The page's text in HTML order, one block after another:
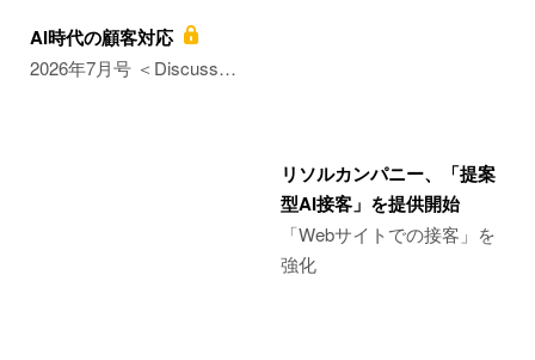
AI時代の顧客対応
2026年7月号 ＜Discuss…
リソルカンパニー、「提案
型AI接客」を提供開始
「Webサイトでの接客」を
強化